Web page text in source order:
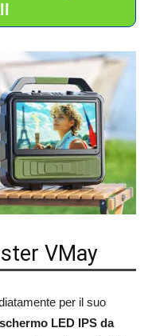
VMay
per il suo
schermo LED IPS da